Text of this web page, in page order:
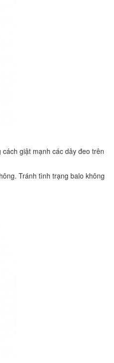
giật mạnh các dây đeo trên
Tránh tình trạng balo không